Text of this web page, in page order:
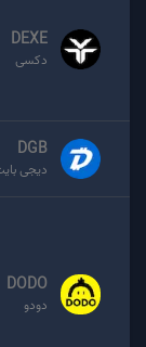
DEXE
دکسی
DGB
دیجی
DODO
دودو